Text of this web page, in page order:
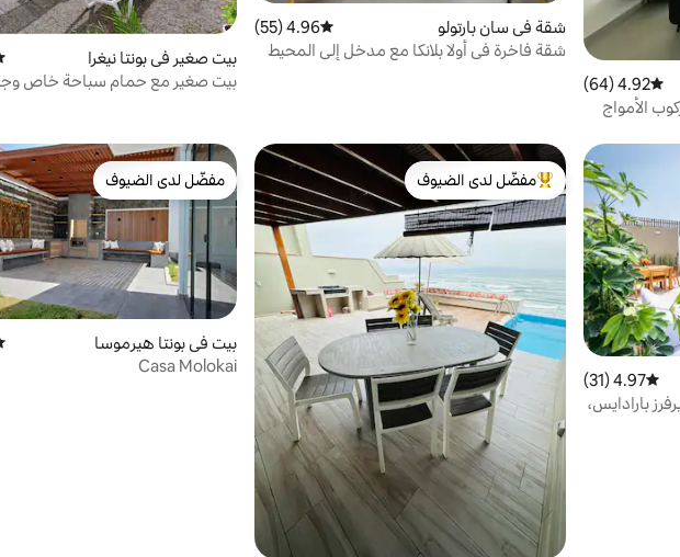
متوسط التقييم 4.92 من 5، 64 مراجعات
4.92 (64)
الأمواج
شقة في سان بارتولو متوسط التقييم 4.96 من 5، 55 مراجعات
4.96 (55)
شقة فاخرة في أولا بلانكا مع مدخل إلى المحيط
بيت صغير في بونتا نيغرا
بيت صغير مع حمام سباحة خاص
متوسط التقييم 4.97 من 5، 31 مراجعات
4.97 (31)
بارادايس،
من أبرز البيوت المفضّلة لدى الضيوف
مفضّل لدى الضيوف
مفضّل لدى الضيوف
مفضّل لدى الضيوف
بيت في بونتا هيرموسا
Casa Molokai